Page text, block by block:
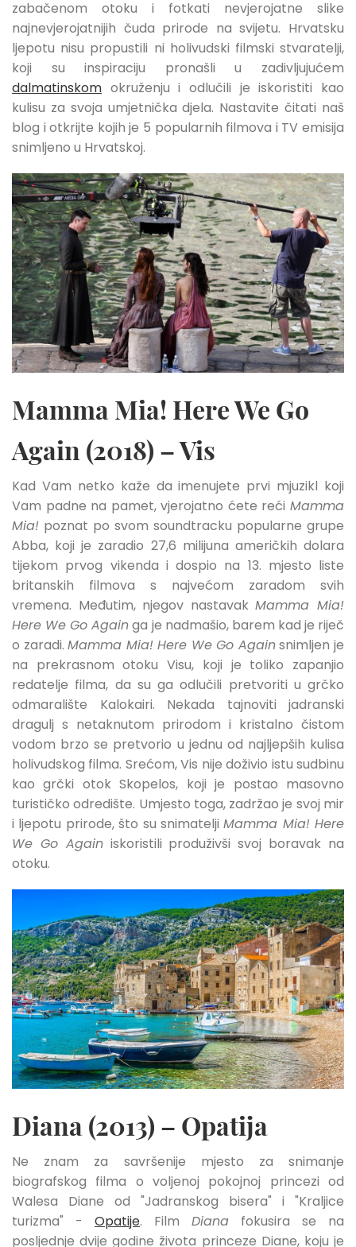
zabačenom otoku i fotkati nevjerojatne slike
najnevjerojatnijih čuda prirode na svijetu. Hrvatsku
ljepotu nisu propustili ni holivudski filmski stvaratelji,
koji su inspiraciju pronašli u zadivljujućem
dalmatinskom okruženju i odlučili je iskoristiti kao
kulisu za svoja umjetnička djela. Nastavite čitati naš
blog i otkrijte kojih je 5 popularnih filmova i TV emisija
snimljeno u Hrvatskoj.
Mamma Mia! Here We Go
Again (2018) – Vis
Kad Vam netko kaže da imenujete prvi mjuzikl koji
Vam padne na pamet, vjerojatno ćete reći Mamma
Mia! poznat po svom soundtracku popularne grupe
Abba, koji je zaradio 27,6 milijuna američkih dolara
tijekom prvog vikenda i dospio na 13. mjesto liste
britanskih filmova s ​​najvećom zaradom svih
vremena. Međutim, njegov nastavakMamma Mia!
Here We Go Againga je nadmašio, barem kad je riječ
o zaradi.Mamma Mia! Here We Go Againsnimljen je
na prekrasnom otoku Visu, koji je toliko zapanjio
redatelje filma, da su ga odlučili pretvoriti u grčko
odmaralište Kalokairi. Nekada tajnoviti jadranski
dragulj s netaknutom prirodom i kristalno čistom
vodom brzo se pretvorio u jednu od najljepših kulisa
holivudskog filma. Srećom, Vis nije doživio istu sudbinu
kao grčki otok Skopelos, koji je postao masovno
turističko odredište. Umjesto toga, zadržao je svoj mir
i ljepotu prirode, što su snimateljiMamma Mia! Here
We Go Againiskoristili produživši svoj boravak na
otoku.
Diana (2013) – Opatija
Ne znam za savršenije mjesto za snimanje
biografskog filma o voljenoj pokojnoj princezi od
Walesa Diane od "Jadranskog bisera" i "Kraljice
turizma" - Opatije. Film Diana fokusira se na
posljednje dvije godine života princeze Diane, koju je